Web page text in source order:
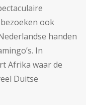
ook
handen
In
Afrika waar de
Duitse